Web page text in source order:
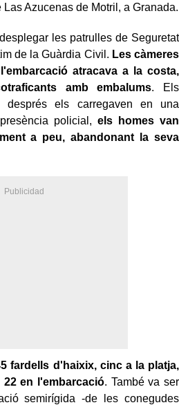
Azucenas de Motril, a Granada.
les patrulles de Seguretat
de la Guàrdia Civil. Les càmeres
atracava a la costa,
amb embalums. Els
els carregaven en una
policial, els homes van
a peu, abandonant la seva
fardells d'haixix, cinc a la platja,
en l'embarcació. També va ser
semirígida -de les conegudes